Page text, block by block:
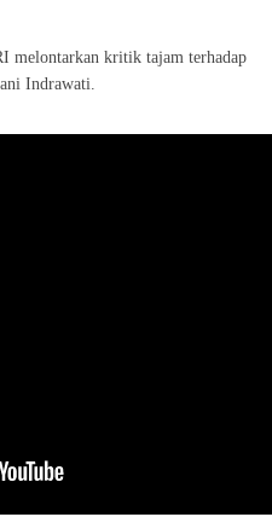
melontarkan kritik tajam terhadap
Indrawati.